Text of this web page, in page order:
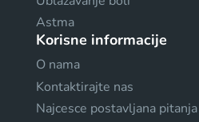
Astma
Korisne informacije
O nama
Kontaktirajte nas
Najcesce postavljana pitanja